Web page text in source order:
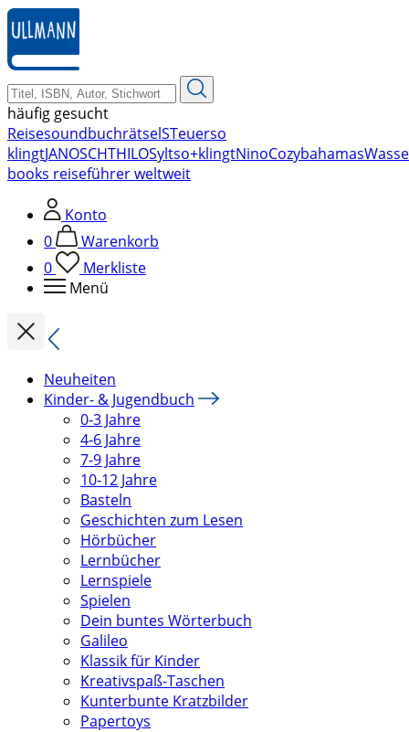
zum
Hauptinhalt
springen
häufig gesucht
ReisesoundbuchrätselSTeuerso
klingtJANOSCHTHILOSyltso+klingtNinoCozybahamas
books reiseführer weltweit
Konto
0
Warenkorb
0
Merkliste
Menü
Neuheiten
Kinder- & Jugendbuch
0-3 Jahre
4-6 Jahre
7-9 Jahre
10-12 Jahre
Basteln
Geschichten zum Lesen
Hörbücher
Lernbücher
Lernspiele
Spielen
Dein buntes Wörterbuch
Galileo
Klassik für Kinder
Kreativspaß-Taschen
Kunterbunte Kratzbilder
Papertoys